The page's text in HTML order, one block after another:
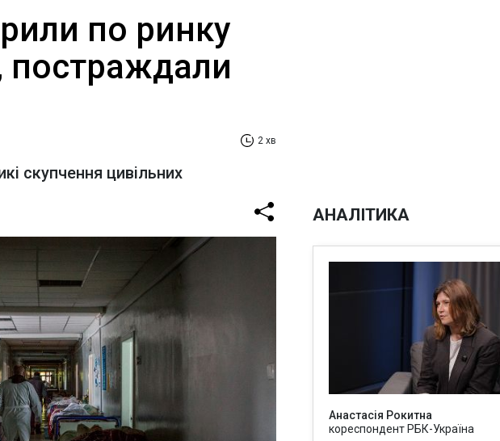
по ринку
постраждали
2 хв
скупчення цивільних
АНАЛІТИКА
Анастасія Рокитна
кореспондент РБК-Україна